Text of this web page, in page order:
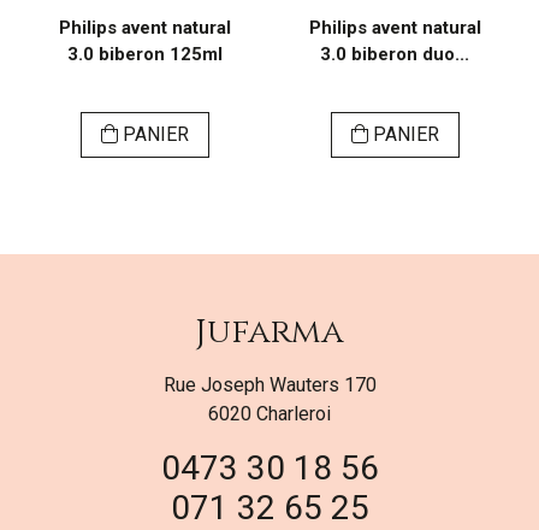
Philips avent natural
3.0 biberon 125ml
PANIER
Philips avent natural
3.0 biberon duo...
PANIER
Jufarma
Rue Joseph Wauters 170
6020 Charleroi
0473 30 18 56
071 32 65 25